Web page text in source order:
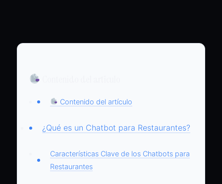
Contenido del artículo
¿Qué es un Chatbot para Restaurantes?
Características Clave de los Chatbots para
Restaurantes